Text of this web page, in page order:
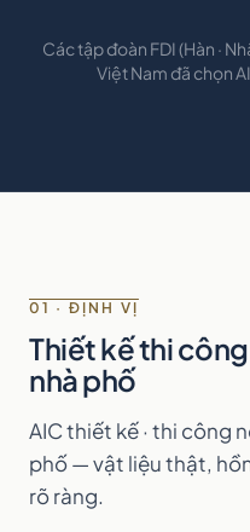
Các tập đoàn FDI (Hàn ·
Việt Nam đã chọn
01 · ĐỊNH VỊ
Thiết kế thi
nhà phố
AIC thiết kế · thi công
phố — vật liệu thật,
rõ ràng.